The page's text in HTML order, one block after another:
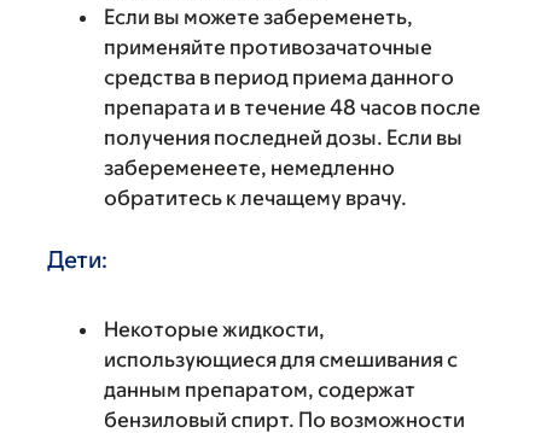
Если вы можете забеременеть,
применяйте противозачаточные
средства в период приема данного
препарата и в течение 48 часов после
получения последней дозы. Если вы
забеременеете, немедленно
обратитесь к лечащему врачу.
Дети:
Некоторые жидкости,
использующиеся для смешивания с
данным препаратом, содержат
бензиловый спирт. По возможности